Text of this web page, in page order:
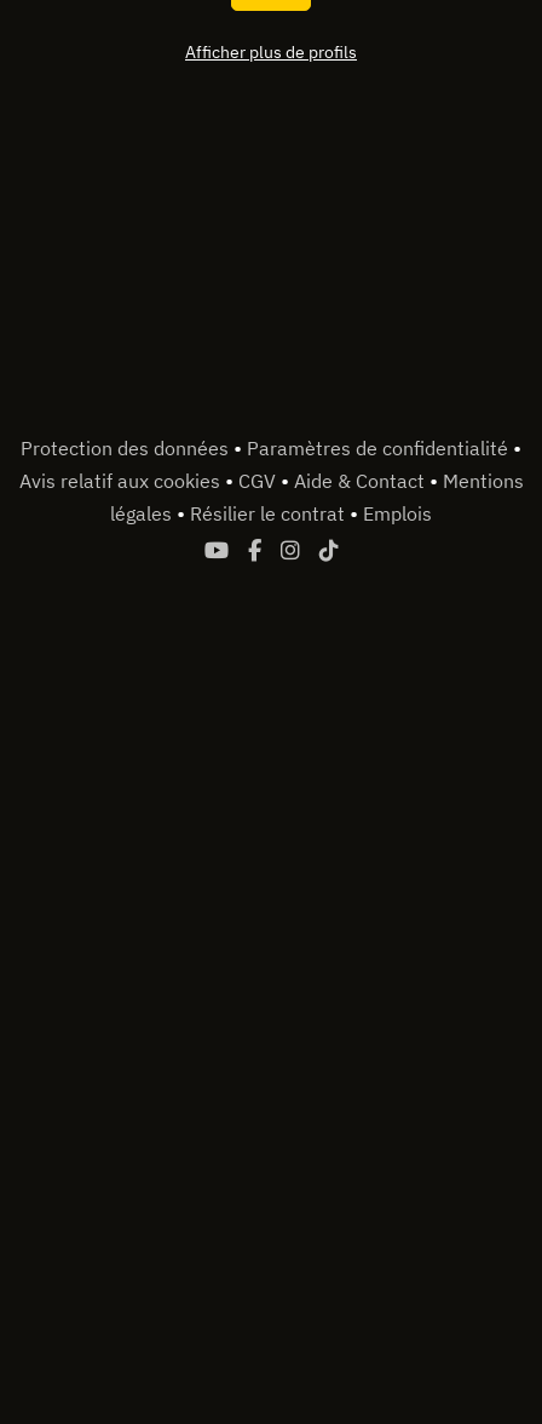
Afficher plus de profils
Protection des données • Paramètres de confidentialité •
Avis relatif aux cookies • CGV • Aide & Contact • Mentions
légales • Résilier le contrat • Emplois